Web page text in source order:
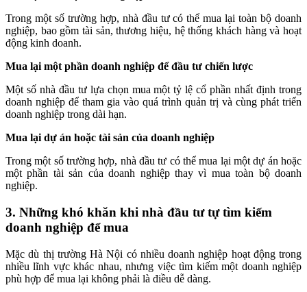
Trong một số trường hợp, nhà đầu tư có thể mua lại toàn bộ doanh
nghiệp, bao gồm tài sản, thương hiệu, hệ thống khách hàng và hoạt
động kinh doanh.
Mua lại một phần doanh nghiệp để đầu tư chiến lược
Một số nhà đầu tư lựa chọn mua một tỷ lệ cổ phần nhất định trong
doanh nghiệp để tham gia vào quá trình quản trị và cùng phát triển
doanh nghiệp trong dài hạn.
Mua lại dự án hoặc tài sản của doanh nghiệp
Trong một số trường hợp, nhà đầu tư có thể mua lại một dự án hoặc
một phần tài sản của doanh nghiệp thay vì mua toàn bộ doanh
nghiệp.
3. Những khó khăn khi nhà đầu tư tự tìm kiếm
doanh nghiệp để mua
Mặc dù thị trường Hà Nội có nhiều doanh nghiệp hoạt động trong
nhiều lĩnh vực khác nhau, nhưng việc tìm kiếm một doanh nghiệp
phù hợp để mua lại không phải là điều dễ dàng.